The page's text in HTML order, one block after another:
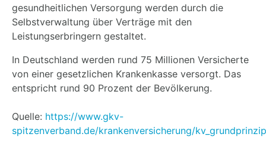
gesundheitlichen Versorgung werden durch die
Selbstverwaltung über Verträge mit den
Leistungserbringern gestaltet.
In Deutschland werden rund 75 Millionen Versicherte
von einer gesetzlichen Krankenkasse versorgt. Das
entspricht rund 90 Prozent der Bevölkerung.
Quelle: https://www.gkv-
spitzenverband.de/krankenversicherung/